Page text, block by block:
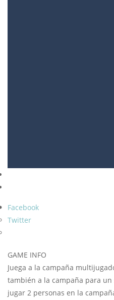
Facebook
Twitter
GAME INFO
Juega a la campaña
también a la campaña para
jugar 2 personas en la